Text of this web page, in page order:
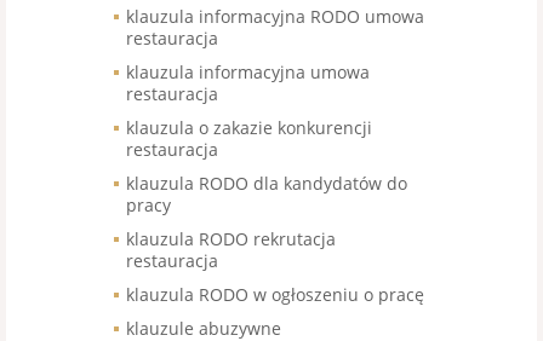
klauzula informacyjna RODO umowa
restauracja
klauzula informacyjna umowa
restauracja
klauzula o zakazie konkurencji
restauracja
klauzula RODO dla kandydatów do
pracy
klauzula RODO rekrutacja
restauracja
klauzula RODO w ogłoszeniu o pracę
klauzule abuzywne